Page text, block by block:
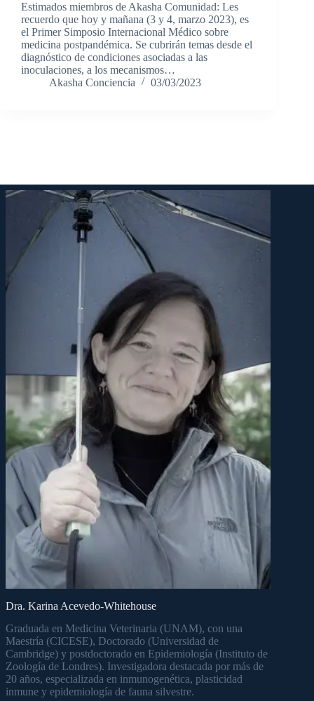
Estimados miembros de Akasha Comunidad: Les
recuerdo que hoy y mañana (3 y 4, marzo 2023), es
el Primer Simposio Internacional Médico sobre
medicina postpandémica. Se cubrirán temas desde el
diagnóstico de condiciones asociadas a las
inoculaciones, a los mecanismos…
Akasha Conciencia
03/03/2023
Dra. Karina Acevedo-Whitehouse
Graduada en Medicina Veterinaria (UNAM), con una
Maestría (CICESE), Doctorado (Universidad de
Cambridge) y postdoctorado en Epidemiología (Instituto de
Zoología de Londres). Investigadora destacada por más de
20 años, especializada en inmunogenética, plasticidad
inmune y epidemiología de fauna silvestre.